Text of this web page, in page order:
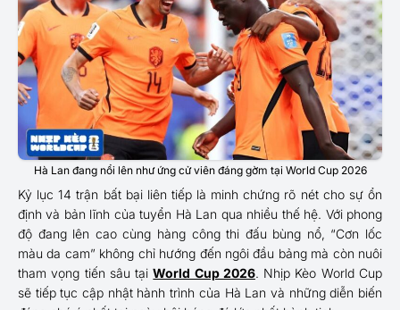
Hà Lan đang nổi lên như ứng cử viên đáng gờm tại World Cup 2026
Kỷ lục 14 trận bất bại liên tiếp là minh chứng rõ nét cho sự ổn
định và bản lĩnh của tuyển Hà Lan qua nhiều thế hệ. Với phong
độ đang lên cao cùng hàng công thi đấu bùng nổ, “Cơn lốc
màu da cam” không chỉ hướng đến ngôi đầu bảng mà còn nuôi
tham vọng tiến sâu tạiWorld Cup 2026. Nhịp Kèo World Cup
sẽ tiếp tục cập nhật hành trình của Hà Lan và những diễn biến